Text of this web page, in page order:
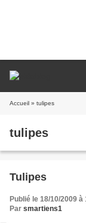
Accueil » tulipes
tulipes
Tulipes
Publié le 18/10/2009 à
Par smartiens1